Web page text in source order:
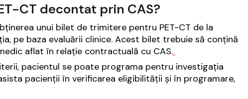
CT decontat prin CAS?
unui bilet de trimitere pentru PET-CT de la
pe baza evaluării clinice. Acest bilet trebuie să conțină
aflat în relație contractuală cu CAS.
pacientul se poate programa pentru investigația
pacienții în verificarea eligibilității și în programare,